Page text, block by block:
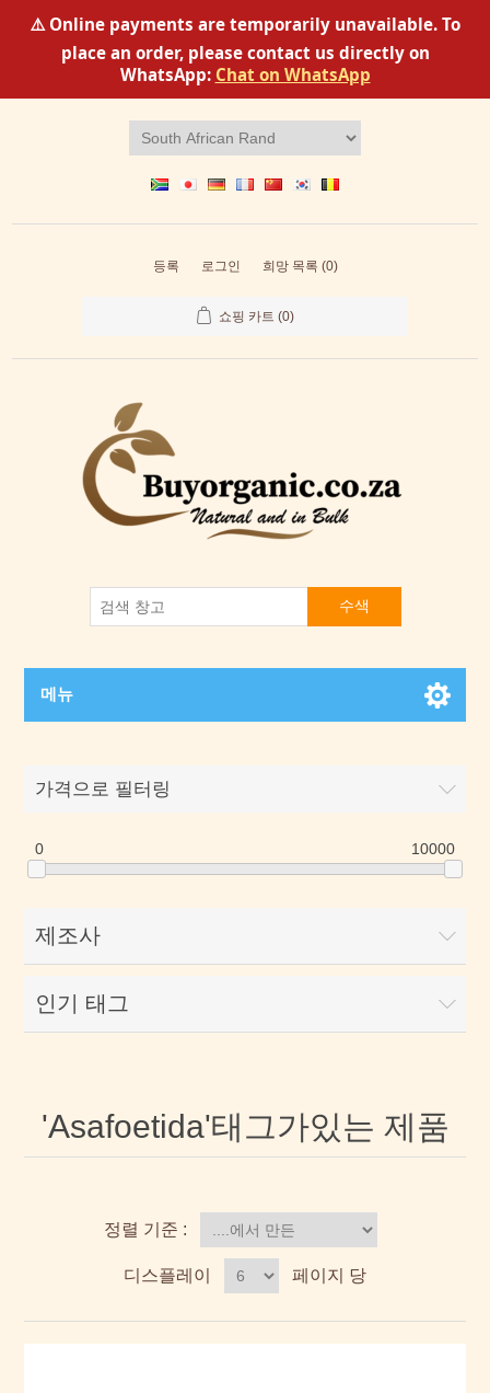
⚠️ Online payments are temporarily unavailable. To
place an order, please contact us directly on
WhatsApp: Chat on WhatsApp
등록 로그인 희망 목록 (0)
쇼핑 카트 (0)
수색
메뉴
가격으로 필터링
0 10000
제조사
인기 태그
'Asafoetida'태그가있는 제품
정렬 기준 :
디스플레이 페이지 당